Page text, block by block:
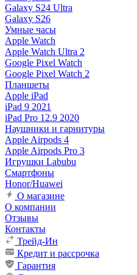
Galaxy S24 Ultra
Galaxy S26
Умные часы
Apple Watch
Apple Watch Ultra 2
Google Pixel Watch
Google Pixel Watch 2
Планшеты
Apple iPad
iPad 9 2021
iPad Pro 12.9 2020
Наушники и гарнитуры
Apple Airpods 4
Apple Airpods Pro 3
Игрушки Labubu
Смартфоны
Honor/Huawei
О магазине
О компании
Отзывы
Контакты
Трейд-Ин
Кредит и рассрочка
Гарантия